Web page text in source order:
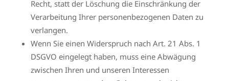
Recht, statt der Löschung die Einschränkung der
Verarbeitung Ihrer personenbezogenen Daten zu
verlangen.
Wenn Sie einen Widerspruch nach Art. 21 Abs. 1
DSGVO eingelegt haben, muss eine Abwägung
zwischen Ihren und unseren Interessen